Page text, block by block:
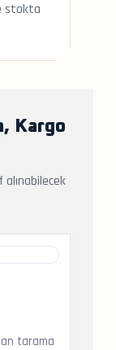
stokta
Kargo
tarama